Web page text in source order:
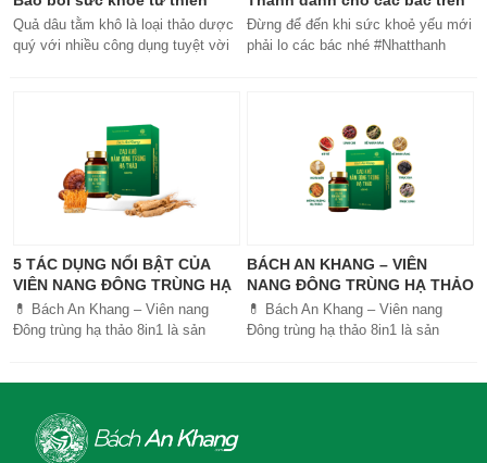
nhiên
Quả dâu tằm khô là loại thảo dược
quý với nhiều công dụng tuyệt vời
50 tuổi
Đừng để đến khi sức khoẻ yếu mới
phải lo các bác nhé #Nhatthanh
#khoetubentrong #nhatthanhbak
5 TÁC DỤNG NỔI BẬT CỦA
VIÊN NANG ĐÔNG TRÙNG HẠ
THẢO BÁCH AN KHANG
💊 Bách An Khang – Viên nang
Đông trùng hạ thảo 8in1 là sản
tiêu hóa, ngủ ngon, giảm mệt mỏi.
Sản phẩm được sản xuất tại nhà
máy đạt chuẩn GMP, sử dụng công
BÁCH AN KHANG – VIÊN
NANG ĐÔNG TRÙNG HẠ THẢO
8IN1: GIẢI PHÁP SỨC KHỎE
TOÀN DIỆN
💊 Bách An Khang – Viên nang
Đông trùng hạ thảo 8in1 là sản